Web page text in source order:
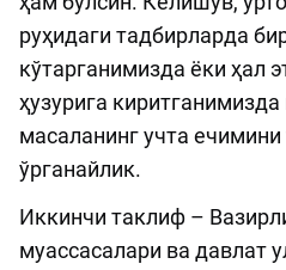
руҳидаги тадбирларда
кўтарганимизда ёки ҳал
ҳузурига
масаланинг учта
ўрганайлик.
Иккинчи таклиф –
муассасалари ва давлат